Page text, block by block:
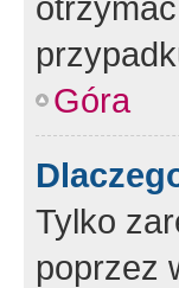
Góra
Tylko
poprzez